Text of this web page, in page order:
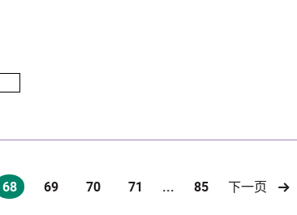
68
(current)
69 70 71 ... 85 下一页